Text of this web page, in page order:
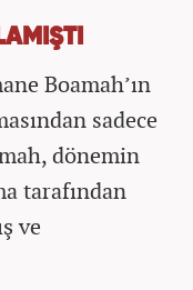
Boamah’ın
sadece
dönemin
tarafından
ve